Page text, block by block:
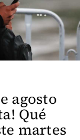
agosto
Qué
martes